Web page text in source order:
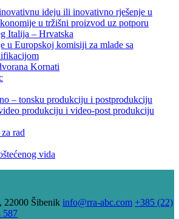
ideju ili inovativno rješenje u
u tržišni proizvod uz potporu
Italija – Hrvatska
u Europskoj komisiji za mlade sa
Kornati
– tonsku produkciju i postprodukciju
produkciju i video-post produkciju
rad
vida
22000 Šibenik info@rra-abc.com +385 (22)
587